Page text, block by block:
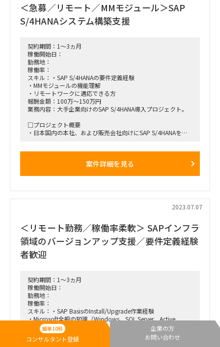
か整理
・プロジェクトの取組を理解し、共有
リッド
・参画率：100%（80%は要相談）
＜急募／リモート／MMモジュール＞SAP
S/4HANAシステム構築支援
契約期間：1～3ヵ月
稼働開始日：
勤務地：
稼働率：
スキル：・SAP S/4HANAの要件定義経験
・MMモジュールの機能理解
・リモートワークに適応できる方
報酬金額：100万～150万円
業務内容：大手企業向けのSAP S/4HANA導入プロジェクト。
□プロジェクト概要
・日本国内の本社、および販売会社向けにSAP S/4HANAを導
案件詳細を見る
2023.07.07
＜リモート勤務／稼働率柔軟＞ SAPインフラ
領域のバージョンアップ支援／要件定義経験
者歓迎
契約期間：1～3ヵ月
稼働開始日：
勤務地：
稼働率：
スキル：・SAP BasisのInstall/Upgrade作業経験
・Microsoft全般の知識（Windows、SQL Server、Active
Directory、Single Sign On）
・JP1のインフラ領域での要件定義経験
報酬金額：100万～150万円
簡単10秒
コンサルタント登録
企業の方
お問い合わせ